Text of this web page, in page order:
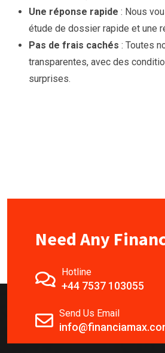
Une réponse rapide : Nous
étude de dossier rapide et une
Pas de frais cachés : Toutes
transparentes, avec des
surprises.
Need Any
Hotline
+44 7537 103055
Send Us Email